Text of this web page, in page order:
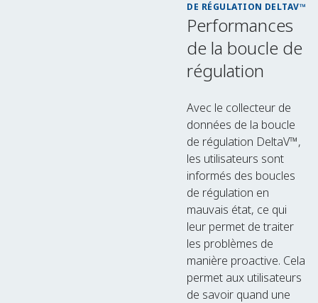
DE RÉGULATION DELTAV™
Performances
de la boucle de
régulation
Avec le collecteur de
données de la boucle
de régulation DeltaV™,
les utilisateurs sont
informés des boucles
de régulation en
mauvais état, ce qui
leur permet de traiter
les problèmes de
manière proactive. Cela
permet aux utilisateurs
de savoir quand une